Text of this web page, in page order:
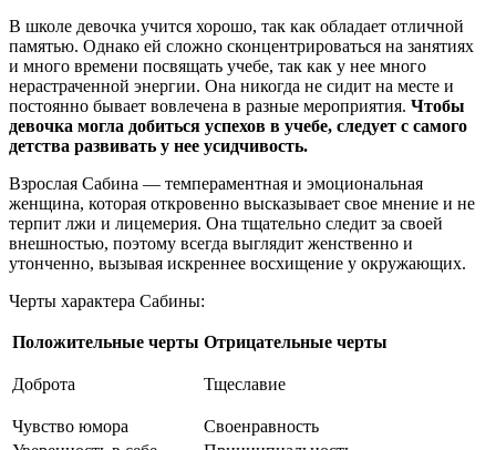
В школе девочка учится хорошо, так как обладает отличной
памятью. Однако ей сложно сконцентрироваться на занятиях
и много времени посвящать учебе, так как у нее много
нерастраченной энергии. Она никогда не сидит на месте и
постоянно бывает вовлечена в разные мероприятия. Чтобы
девочка могла добиться успехов в учебе, следует с самого
детства развивать у нее усидчивость.
Взрослая Сабина — темпераментная и эмоциональная
женщина, которая откровенно высказывает свое мнение и не
терпит лжи и лицемерия. Она тщательно следит за своей
внешностью, поэтому всегда выглядит женственно и
утонченно, вызывая искреннее восхищение у окружающих.
Черты характера Сабины:
Положительные черты Отрицательные черты
Доброта Тщеславие
Чувство юмора
Своенравность